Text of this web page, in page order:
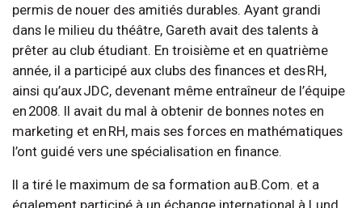
permis de nouer des amitiés durables. Ayant grandi
dans le milieu du théâtre, Gareth avait des talents à
prêter au club étudiant. En troisième et en quatrième
année, il a participé aux clubs des finances et des RH,
ainsi qu’aux JDC, devenant même entraîneur de l’équipe
en 2008. Il avait du mal à obtenir de bonnes notes en
marketing et en RH, mais ses forces en mathématiques
l’ont guidé vers une spécialisation en finance.
Il a tiré le maximum de sa formation au B.Com. et a
également participé à un échange international à Lund,